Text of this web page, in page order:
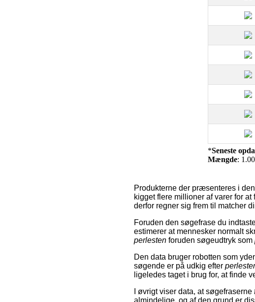
*Seneste
Mængde:
Produkterne der præsenteres i
kigget flere millioner af varer for
derfor regner sig frem til matcher
Foruden den søgefrase du
estimerer at mennesker normalt
perlesten foruden søgeudtryk som
Den data bruger robotten som
søgende er på udkig efter
ligeledes taget i brug for, at finde
I øvrigt viser data, at søgefraserne
almindelige, og af den grund er